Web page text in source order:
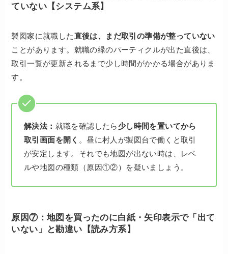
ていない【システム系】
製図家に就職した直後は、まだ取引の準備が整っていない
ことがあります。就職の緑のパーティクルが出た直後は、
取引一覧が更新されるまで少し時間がかかる場合がありま
す。
解決法： 就職を確認したら少し時間を置いてから
取引画面を開く 。昼に村人が製図台で働くと取引
が安定します。それでも地図が出ない時は、レベ
ルや地図の種類（原因①②）を疑いましょう。
原因⑦：地図を買ったのに白紙・矢印表示で「出て
いない」と勘違い【読み方系】